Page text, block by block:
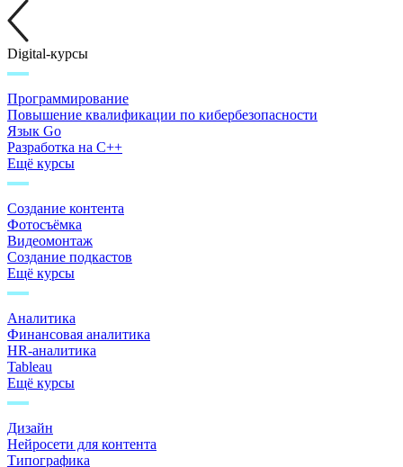
Digital-курсы
Программирование
Повышение квалификации по кибербезопасности
Язык Go
Разработка на C++
Ещё курсы
Создание контента
Фотосъёмка
Видеомонтаж
Создание подкастов
Ещё курсы
Аналитика
Финансовая аналитика
HR-аналитика
Tableau
Ещё курсы
Дизайн
Нейросети для контента
Типографика